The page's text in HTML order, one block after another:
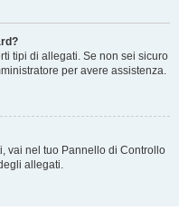
tipi di allegati. Se non sei sicuro
per avere assistenza.
vai nel tuo Pannello di Controllo
allegati.